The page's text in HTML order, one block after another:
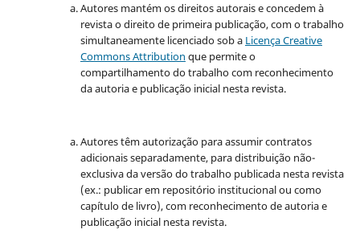
Autores mantém os direitos autorais e concedem à
revista o direito de primeira publicação, com o trabalho
simultaneamente licenciado sob a Licença Creative
Commons Attribution que permite o
compartilhamento do trabalho com reconhecimento
da autoria e publicação inicial nesta revista.
Autores têm autorização para assumir contratos
adicionais separadamente, para distribuição não-
exclusiva da versão do trabalho publicada nesta revista
(ex.: publicar em repositório institucional ou como
capítulo de livro), com reconhecimento de autoria e
publicação inicial nesta revista.